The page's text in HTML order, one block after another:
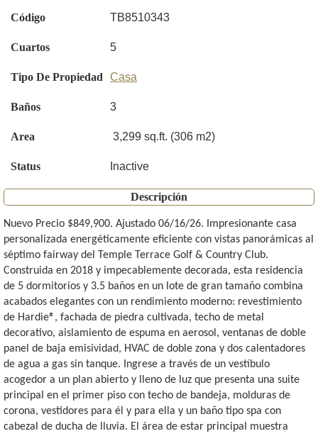
Código TB8510343
Cuartos 5
Tipo De Propiedad Casa
Baños 3
Area 3,299 sq.ft. (306 m2)
Status Inactive
Descripción
Nuevo Precio $849,900. Ajustado 06/16/26. Impresionante casa
personalizada energéticamente eficiente con vistas panorámicas al
séptimo fairway del Temple Terrace Golf & Country Club.
Construida en 2018 y impecablemente decorada, esta residencia
de 5 dormitorios y 3.5 baños en un lote de gran tamaño combina
acabados elegantes con un rendimiento moderno: revestimiento
de Hardie®, fachada de piedra cultivada, techo de metal
decorativo, aislamiento de espuma en aerosol, ventanas de doble
panel de baja emisividad, HVAC de doble zona y dos calentadores
de agua a gas sin tanque. Ingrese a través de un vestíbulo
acogedor a un plan abierto y lleno de luz que presenta una suite
principal en el primer piso con techo de bandeja, molduras de
corona, vestidores para él y para ella y un baño tipo spa con
cabezal de ducha de lluvia. El área de estar principal muestra